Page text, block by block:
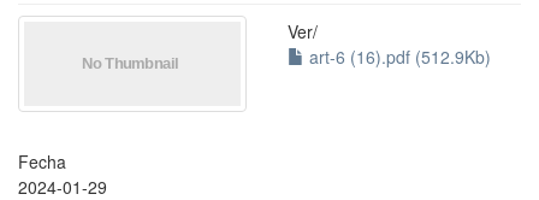
Ver/
art-6 (16).pdf (512.9Kb)
Fecha
2024-01-29